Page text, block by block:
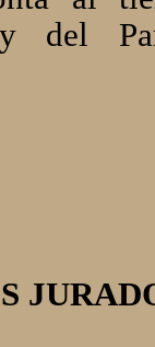
y del